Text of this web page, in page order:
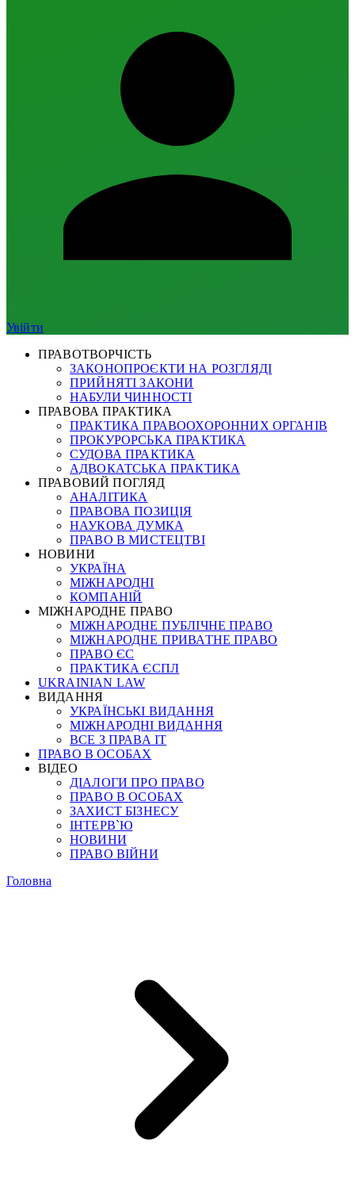
Увійти
ПРАВОТВОРЧІСТЬ
ЗАКОНОПРОЄКТИ НА РОЗГЛЯДІ
ПРИЙНЯТІ ЗАКОНИ
НАБУЛИ ЧИННОСТІ
ПРАВОВА ПРАКТИКА
ПРАКТИКА ПРАВООХОРОННИХ ОРГАНІВ
ПРОКУРОРСЬКА ПРАКТИКА
СУДОВА ПРАКТИКА
АДВОКАТСЬКА ПРАКТИКА
ПРАВОВИЙ ПОГЛЯД
АНАЛІТИКА
ПРАВОВА ПОЗИЦІЯ
НАУКОВА ДУМКА
ПРАВО В МИСТЕЦТВІ
НОВИНИ
УКРАЇНА
МІЖНАРОДНІ
КОМПАНІЙ
МІЖНАРОДНЕ ПРАВО
МІЖНАРОДНЕ ПУБЛІЧНЕ ПРАВО
МІЖНАРОДНЕ ПРИВАТНЕ ПРАВО
ПРАВО ЄС
ПРАКТИКА ЄСПЛ
UKRAINIAN LAW
ВИДАННЯ
УКРАЇНСЬКІ ВИДАННЯ
МІЖНАРОДНІ ВИДАННЯ
ВСЕ З ПРАВА ІТ
ПРАВО В ОСОБАХ
ВІДЕО
ДІАЛОГИ ПРО ПРАВО
ПРАВО В ОСОБАХ
ЗАХИСТ БІЗНЕСУ
ІНТЕРВ`Ю
НОВИНИ
ПРАВО ВІЙНИ
Головна